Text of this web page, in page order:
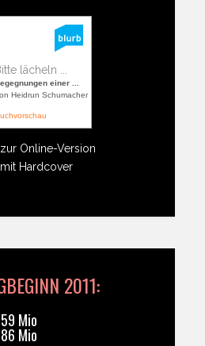
lächeln ...
einer ...
Heidrun Schumacher
Online-Version
Hardcover
2011:
Mio
Mio